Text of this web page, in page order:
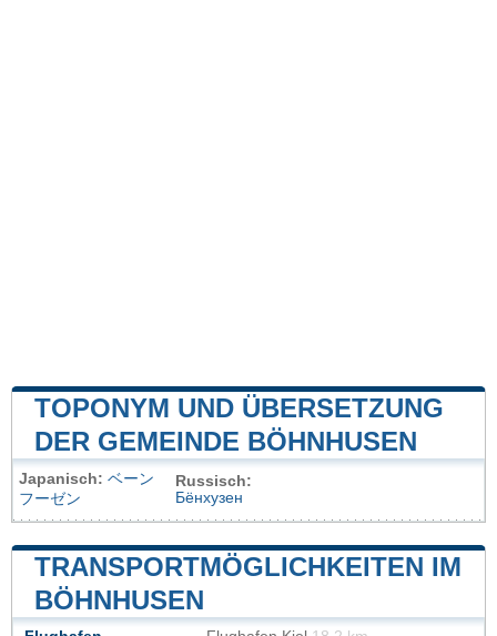
TOPONYM UND ÜBERSETZUNG
DER GEMEINDE BÖHNHUSEN
Japanisch: ベーン
フーゼン
Russisch:
Бёнхузен
TRANSPORTMÖGLICHKEITEN IM
BÖHNHUSEN